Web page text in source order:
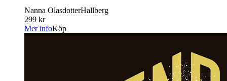
Nanna OlasdotterHallberg
299 kr
Mer infoKöp